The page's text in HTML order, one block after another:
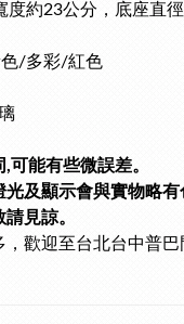
度約23公分，底座直
/多彩/紅色
可能有些微誤差。
光及顯示會與實物略
見諒。
，歡迎至台北台中普